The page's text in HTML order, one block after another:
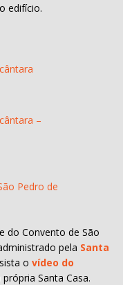
edifício.
–
Pedro de
do Convento de São
pela Santa
o vídeo do
Santa Casa.